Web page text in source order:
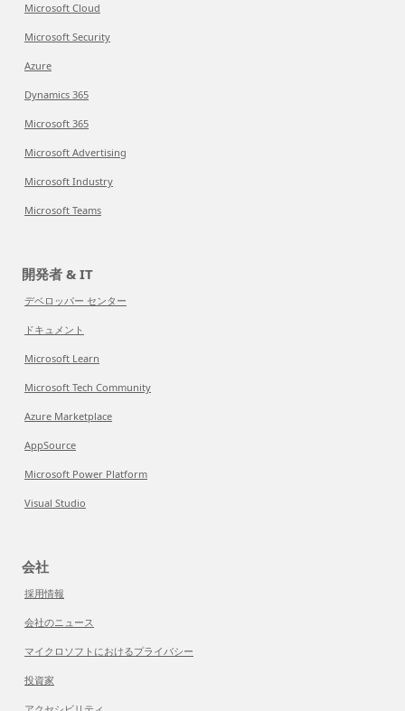
Microsoft Cloud
Microsoft Security
Azure
Dynamics 365
Microsoft 365
Microsoft Advertising
Microsoft Industry
Microsoft Teams
開発者 & IT
デベロッパー センター
ドキュメント
Microsoft Learn
Microsoft Tech Community
Azure Marketplace
AppSource
Microsoft Power Platform
Visual Studio
会社
採用情報
会社のニュース
マイクロソフトにおけるプライバシー
投資家